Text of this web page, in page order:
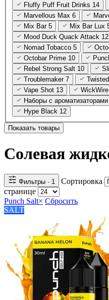
Fluffy Puff Fruit Drinks 14
Marvellous Max 6
Mix Bar 5 Mix Bar Lux
Mood Duck Quack Attack 12
Nomad Tobacco 5
Octobar Prime 10
Rebel Strong Salt 10
Troublemaker 7 Twisted
Vape Shot 13
Наборы с ароматизаторами
Hype Black 12
Показать товары
Солевая
Фильтры · 1 Сортировка
странице
Punch Salt× Сбросить
SALT